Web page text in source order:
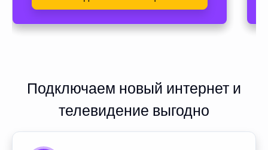
Подключаем новый интернет и
телевидение выгодно